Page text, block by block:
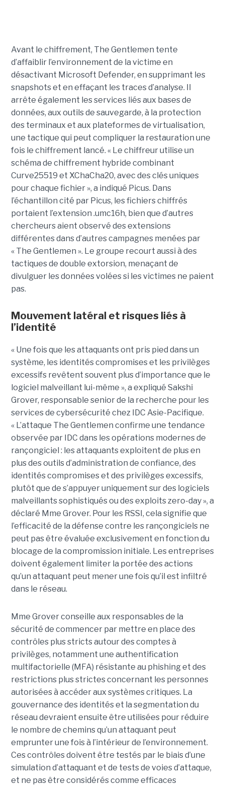
Avant le chiffrement, The Gentlemen tente
d’affaiblir l’environnement de la victime en
désactivant Microsoft Defender, en supprimant les
snapshots et en effaçant les traces d’analyse. Il
arrête également les services liés aux bases de
données, aux outils de sauvegarde, à la protection
des terminaux et aux plateformes de virtualisation,
une tactique qui peut compliquer la restauration une
fois le chiffrement lancé. « Le chiffreur utilise un
schéma de chiffrement hybride combinant
Curve25519 et XChaCha20, avec des clés uniques
pour chaque fichier », a indiqué Picus. Dans
l’échantillon cité par Picus, les fichiers chiffrés
portaient l’extension .umc16h, bien que d’autres
chercheurs aient observé des extensions
différentes dans d’autres campagnes menées par
« The Gentlemen ». Le groupe recourt aussi à des
tactiques de double extorsion, menaçant de
divulguer les données volées si les victimes ne paient
pas.
Mouvement latéral et risques liés à
l’identité
« Une fois que les attaquants ont pris pied dans un
système, les identités compromises et les privilèges
excessifs revêtent souvent plus d’importance que le
logiciel malveillant lui-même », a expliqué Sakshi
Grover, responsable senior de la recherche pour les
services de cybersécurité chez IDC Asie-Pacifique.
« L’attaque The Gentlemen confirme une tendance
observée par IDC dans les opérations modernes de
rançongiciel : les attaquants exploitent de plus en
plus des outils d’administration de confiance, des
identités compromises et des privilèges excessifs,
plutôt que de s’appuyer uniquement sur des logiciels
malveillants sophistiqués ou des exploits zero-day », a
déclaré Mme Grover. Pour les RSSI, cela signifie que
l’efficacité de la défense contre les rançongiciels ne
peut pas être évaluée exclusivement en fonction du
blocage de la compromission initiale. Les entreprises
doivent également limiter la portée des actions
qu’un attaquant peut mener une fois qu’il est infiltré
dans le réseau.
Mme Grover conseille aux responsables de la
sécurité de commencer par mettre en place des
contrôles plus stricts autour des comptes à
privilèges, notamment une authentification
multifactorielle (MFA) résistante au phishing et des
restrictions plus strictes concernant les personnes
autorisées à accéder aux systèmes critiques. La
gouvernance des identités et la segmentation du
réseau devraient ensuite être utilisées pour réduire
le nombre de chemins qu’un attaquant peut
emprunter une fois à l’intérieur de l’environnement.
Ces contrôles doivent être testés par le biais d’une
simulation d’attaquant et de tests de voies d’attaque,
et ne pas être considérés comme efficaces